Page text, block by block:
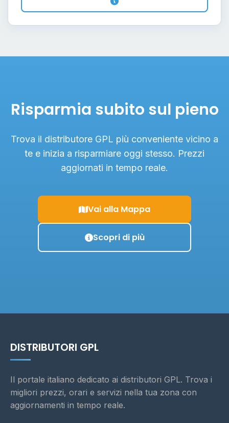
Risparmia subito sul pieno
Trova il distributore GPL più conveniente vicino a
te e inizia a risparmiare oggi stesso. Prezzi
aggiornati in tempo reale.
Vai alla Mappa
Scopri di più
DISTRIBUTORI GPL
Il portale italiano dedicato ai distributori GPL. Trova i
migliori prezzi, orari e servizi nella tua zona con
aggiornamenti in tempo reale.